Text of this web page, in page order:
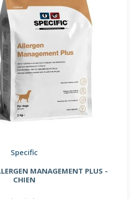
Specific
MANAGEMENT PLUS -
CHIEN